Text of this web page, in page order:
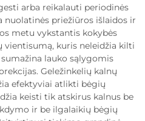
arba reikalauti periodinės
priežiūros išlaidos ir
metu vykstantis kokybės
kuris neleidžia kilti
lauko sąlygomis
Geležinkelių kalnų
efektyviai atlikti bėgių
keisti tik atskirus kalnus be
ir be ilgalaikių bėgių